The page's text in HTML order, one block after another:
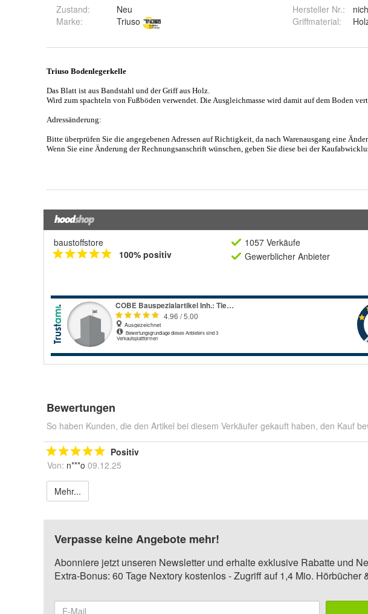
Zustand:
Neu
Marke:
Triuso
Hersteller Nr.:
Griffmaterial:
baustoffstore
100% positiv
1057 Verkäufe
Gewerblicher Anbieter
Bewertungen
So haben Kunden, die den Artikel bei diesem Verkäufer gekauft haben, den Kauf
Positiv
Von: n***o 09.12.25
Mehr...
Verpasse keine Angebote mehr!
Abonniere jetzt unseren Newsletter und erhalte exklusive Rabatte und
Extra-Bonus: 60 Tage Nextory kostenlos - Zugriff auf 1,4 Mio. Hörbücher